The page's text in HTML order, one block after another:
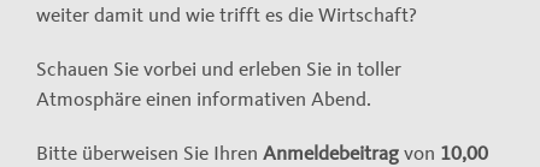
weiter damit und wie trifft es die Wirtschaft?
Schauen Sie vorbei und erleben Sie in toller
Atmosphäre einen informativen Abend.
Bitte überweisen Sie Ihren Anmeldebeitrag von 10,00